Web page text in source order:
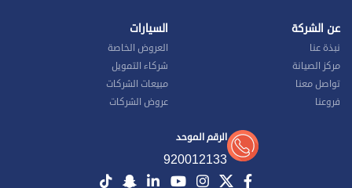
عن الشركة
نبذة عنا
مركز الصيانة
تواصل معنا
فروعنا
السيارات
العروض الخاصة
شركاء التمويل
مبيعات الشركات
عروض الشركات
الرقم الموحد
920012133